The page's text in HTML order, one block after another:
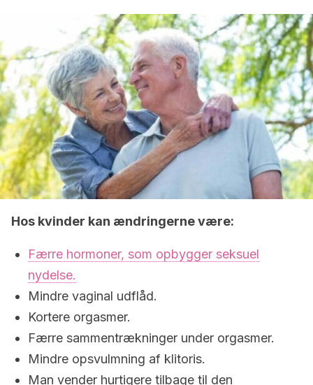
Hos kvinder kan ændringerne være:
Færre hormoner, som opbygger seksuel
nydelse.
Mindre vaginal udflåd.
Kortere orgasmer.
Færre sammentrækninger under orgasmer.
Mindre opsvulmning af klitoris.
Man vender hurtigere tilbage til den